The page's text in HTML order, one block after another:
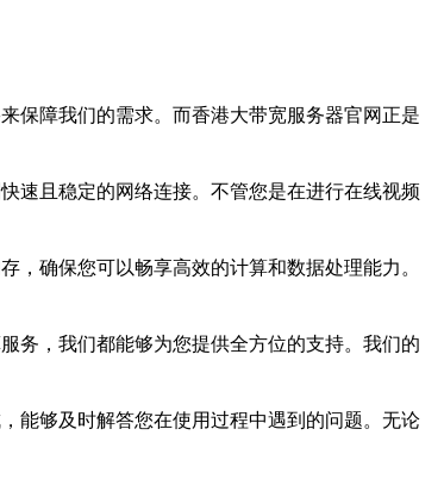
保障我们的需求。而香港大带宽服务器官网正是
速且稳定的网络连接。不管您是在进行在线视频
确保您可以畅享高效的计算和数据处理能力。
务，我们都能够为您提供全方位的支持。我们的
能够及时解答您在使用过程中遇到的问题。无论